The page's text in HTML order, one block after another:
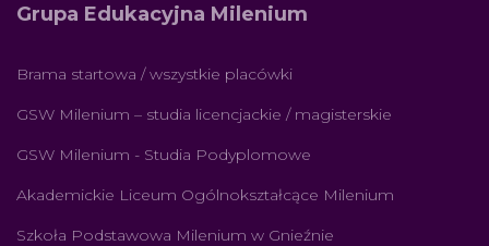
Grupa Edukacyjna Milenium
Brama startowa / wszystkie placówki
GSW Milenium – studia licencjackie / magisterskie
GSW Milenium - Studia Podyplomowe
Akademickie Liceum Ogólnokształcące Milenium
Szkoła Podstawowa Milenium w Gnieźnie